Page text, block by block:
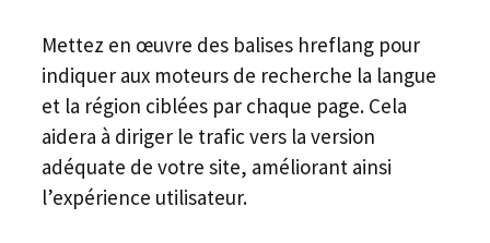
Mettez en œuvre des balises hreflang pour
indiquer aux moteurs de recherche la langue
et la région ciblées par chaque page. Cela
aidera à diriger le trafic vers la version
adéquate de votre site, améliorant ainsi
l’expérience utilisateur.